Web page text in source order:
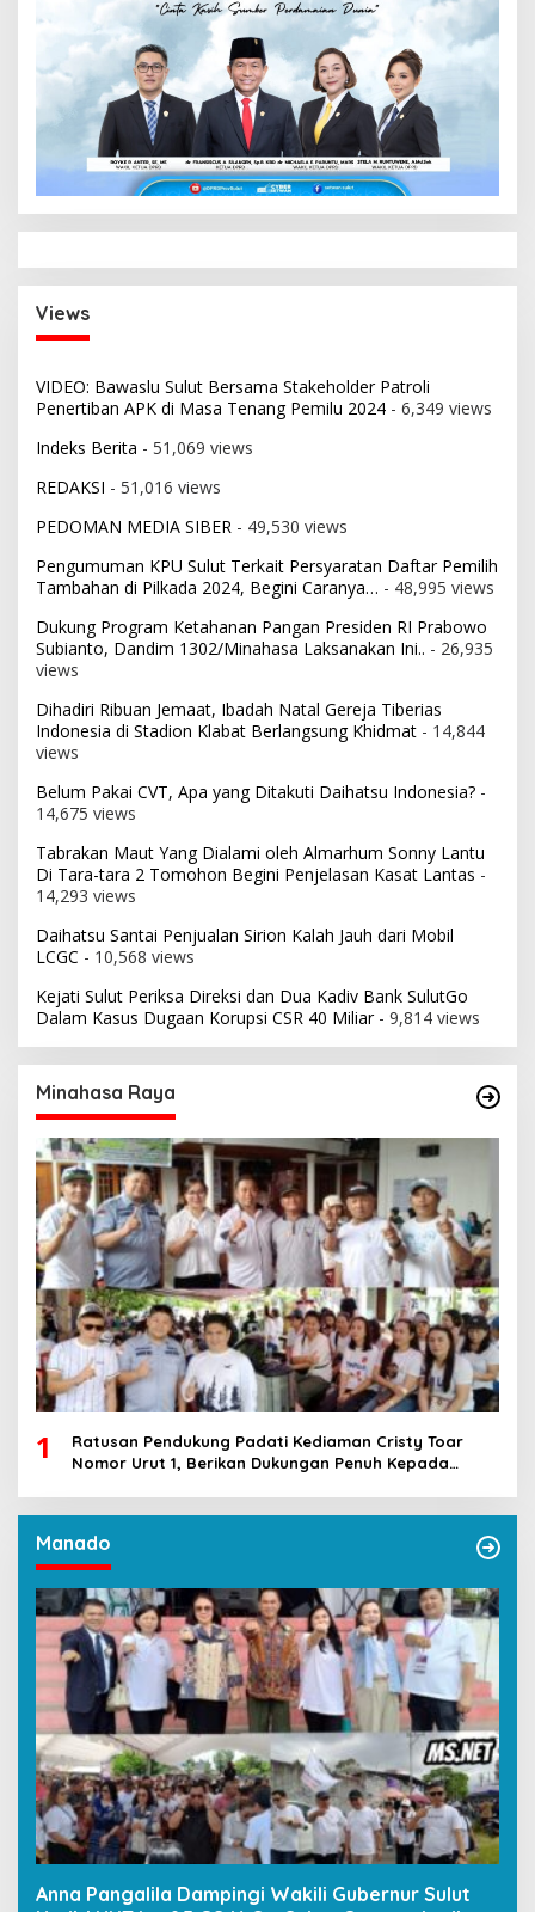
Views
VIDEO: Bawaslu Sulut Bersama Stakeholder Patroli
Penertiban APK di Masa Tenang Pemilu 2024 - 6,349 views
Indeks Berita - 51,069 views
REDAKSI - 51,016 views
PEDOMAN MEDIA SIBER - 49,530 views
Pengumuman KPU Sulut Terkait Persyaratan Daftar Pemilih
Tambahan di Pilkada 2024, Begini Caranya… - 48,995 views
Dukung Program Ketahanan Pangan Presiden RI Prabowo
Subianto, Dandim 1302/Minahasa Laksanakan Ini.. - 26,935
views
Dihadiri Ribuan Jemaat, Ibadah Natal Gereja Tiberias
Indonesia di Stadion Klabat Berlangsung Khidmat - 14,844
views
Belum Pakai CVT, Apa yang Ditakuti Daihatsu Indonesia? -
14,675 views
Tabrakan Maut Yang Dialami oleh Almarhum Sonny Lantu
Di Tara-tara 2 Tomohon Begini Penjelasan Kasat Lantas -
14,293 views
Daihatsu Santai Penjualan Sirion Kalah Jauh dari Mobil
LCGC - 10,568 views
Kejati Sulut Periksa Direksi dan Dua Kadiv Bank SulutGo
Dalam Kasus Dugaan Korupsi CSR 40 Miliar- 9,814 views
Minahasa Raya
1
Ratusan Pendukung Padati Kediaman Cristy Toar
Nomor Urut 1, Berikan Dukungan Penuh Kepada
Manado
Anna Pangalila Dampingi Wakili Gubernur Sulut